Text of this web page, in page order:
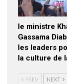
le ministre
Gassama
les leaders
la culture de
PREV NEXT